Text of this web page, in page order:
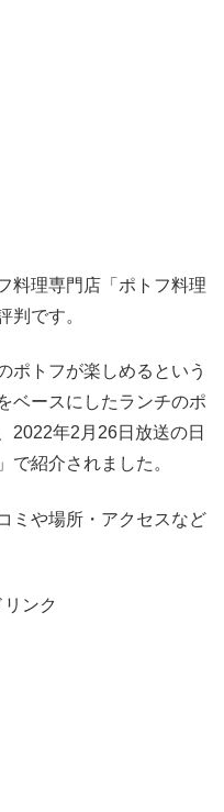
料理専門店「ポトフ料理
判です。
ポトフが楽しめるという
ベースにしたランチのポ
2022年2月26日放送の日
で紹介されました。
ミや場所・アクセスなど
ンク